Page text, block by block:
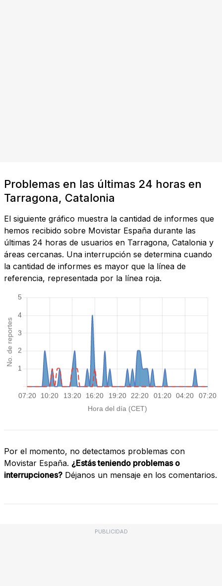
Problemas en las últimas 24 horas en
Tarragona, Catalonia
El siguiente gráfico muestra la cantidad de informes que
hemos recibido sobre Movistar España durante las
últimas 24 horas de usuarios en Tarragona, Catalonia y
áreas cercanas. Una interrupción se determina cuando
la cantidad de informes es mayor que la línea de
referencia, representada por la línea roja.
Por el momento, no detectamos problemas con
Movistar España. ¿Estás teniendo problemas o
interrupciones? Déjanos un mensaje en los comentarios.
PUBLICIDAD